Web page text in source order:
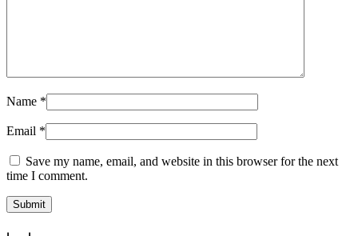
Name *
Email *
Save my name, email, and website in this browser for the next
time I comment.